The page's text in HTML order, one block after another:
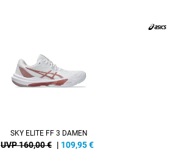
SKY ELITE FF 3 DAMEN
UVP 160,00 € | 109,95€